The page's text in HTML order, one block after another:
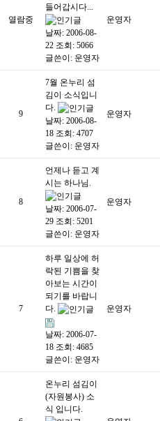
열람중
들어갑시다...
날짜: 2006-08-
22 조회: 5066
글쓴이: 운영자
운영자
9
7월 온누리 섬
김이 소식입니
다.
날짜: 2006-08-
18 조회: 4707
글쓴이: 운영자
운영자
8
언제나 듣고 계
시는 하나님.
날짜: 2006-07-
29 조회: 5201
글쓴이: 운영자
운영자
7
하루 일상에 허
락된 기쁨을 찾
아보는 시간이
되기를 바랍니
다.
날짜: 2006-07-
18 조회: 4685
글쓴이: 운영자
운영자
온누리 섬김이
(자원봉사) 소
식 입니다.